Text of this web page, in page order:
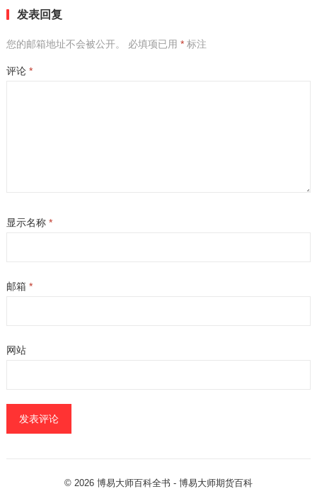
发表回复
您的邮箱地址不会被公开。 必填项已用 *标注
评论 *
显示名称 *
邮箱 *
网站
© 2026 博易大师百科全书 - 博易大师期货百科